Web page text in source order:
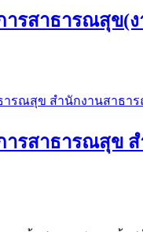
รสาธารณสุข(
ารสาธารณสุข